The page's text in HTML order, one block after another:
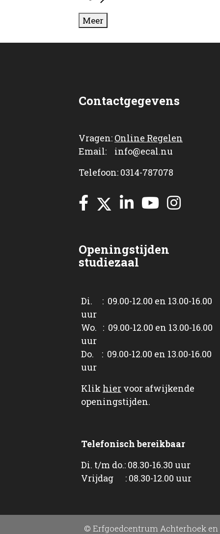
Meer
Contactgegevens
Vragen: Online Regelen
Email: info@ecal.nu
Telefoon: 0314-787078
Openingstijden
studiezaal
Di. : 09.00-12.00 en 13.00-16.00
uur
Wo. : 09.00-12.00 en 13.00-16.00
uur
Do. : 09.00-12.00 en 13.00-16.00
uur
Klik hier voor afwijkende
openingstijden.
Telefonisch bereikbaar
Di. t/m do.: 08.30-16.30 uur
Vrijdag : 08.30-12.00 uur
© Erfgoedcentrum Achterhoek en